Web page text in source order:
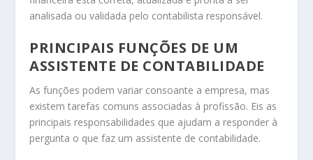
analisada ou validada pelo contabilista responsável.
PRINCIPAIS FUNÇÕES DE UM
ASSISTENTE DE CONTABILIDADE
As funções podem variar consoante a empresa, mas
existem tarefas comuns associadas à profissão. Eis as
principais responsabilidades que ajudam a responder à
pergunta o que faz um assistente de contabilidade.